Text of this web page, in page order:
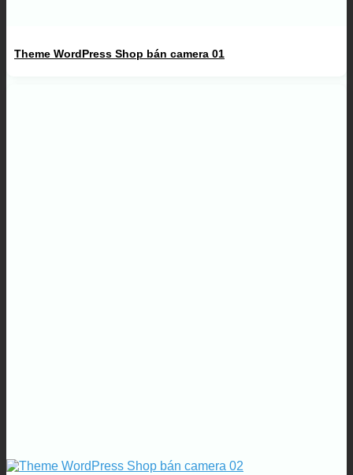
Theme WordPress Shop bán camera 01